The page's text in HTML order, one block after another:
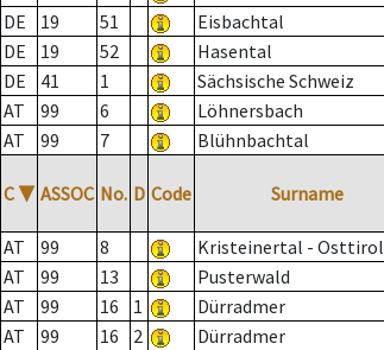
DE
19 51 Eisbachtal
DE
19 52 Hasental
DE
41 1 Sächsische Schweiz
AT
99 6 Löhnersbach
AT
99 7 Blühnbachtal
C ▼ ASSOC No. D Code Surname
AT
99 8 Kristeinertal - Osttirol
AT
99 13 Pusterwald
AT
99 16 1 Dürradmer
AT
99 16 2 Dürradmer